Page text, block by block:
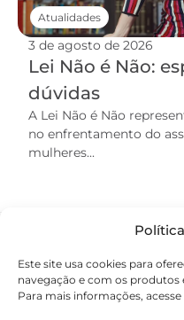
Este site usa cookies para
navegação e com os produtos
Para mais informações,
3 de agosto de 2026
Lei Não é Não:
dúvidas
A Lei Não é Não
no enfrentamento do
mulheres...
Atualidades